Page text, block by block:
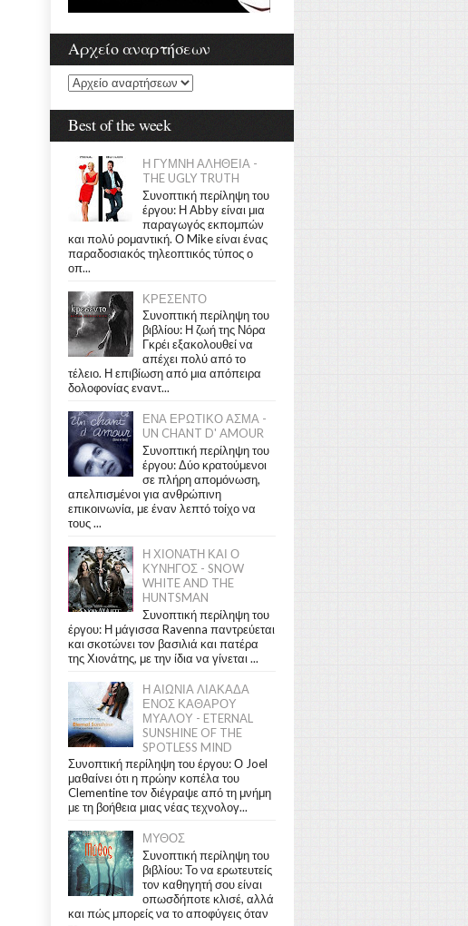
Αρχείο αναρτήσεων
Best of the week
Η ΓΥΜΝΗ ΑΛΗΘΕΙΑ -
THE UGLY TRUTH
Συνοπτική περίληψη του
έργου: Η Abby είναι μια
παραγωγός εκπομπών
και πολύ ρομαντική. Ο Mike είναι ένας
παραδοσιακός τηλεοπτικός τύπος ο
οπ...
ΚΡΕΣΕΝΤΟ
Συνοπτική περίληψη του
βιβλίου: Η ζωή της Νόρα
Γκρέι εξακολουθεί να
απέχει πολύ από το
τέλειο. Η επιβίωση από μια απόπειρα
δολοφονίας εναντ...
ΕΝΑ ΕΡΩΤΙΚΟ ΑΣΜΑ -
UN CHANT D' AMOUR
Συνοπτική περίληψη του
έργου: Δύο κρατούμενοι
σε πλήρη απομόνωση,
απελπισμένοι για ανθρώπινη
επικοινωνία, με έναν λεπτό τοίχο να
τους ...
Η ΧΙΟΝΑΤΗ ΚΑΙ Ο
ΚΥΝΗΓΟΣ - SNOW
WHITE AND THE
HUNTSMAN
Συνοπτική περίληψη του
έργου: Η μάγισσα Ravenna παντρεύεται
και σκοτώνει τον βασιλιά και πατέρα
της Χιονάτης, με την ίδια να γίνεται ...
Η ΑΙΩΝΙΑ ΛΙΑΚΑΔΑ
ΕΝΟΣ ΚΑΘΑΡΟΥ
ΜΥΑΛΟΥ - ETERNAL
SUNSHINE OF THE
SPOTLESS MIND
Συνοπτική περίληψη του έργου: Ο Joel
μαθαίνει ότι η πρώην κοπέλα του
Clementine τον διέγραψε από τη μνήμη
με τη βοήθεια μιας νέας τεχνολογ...
ΜΥΘΟΣ
Συνοπτική περίληψη του
βιβλίου: Το να ερωτευτείς
τον καθηγητή σου είναι
οπωσδήποτε κλισέ, αλλά
και πώς μπορείς να το αποφύγεις όταν